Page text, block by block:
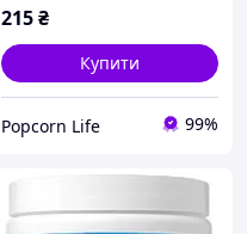
215₴
Купити
Popcorn Life 99%